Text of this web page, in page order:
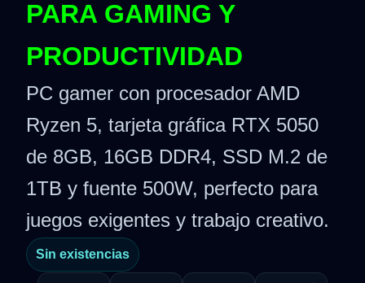
PARA GAMING Y
PRODUCTIVIDAD
PC gamer con procesador AMD
Ryzen 5, tarjeta gráfica RTX 5050
de 8GB, 16GB DDR4, SSD M.2 de
1TB y fuente 500W, perfecto para
juegos exigentes y trabajo creativo.
Sin existencias